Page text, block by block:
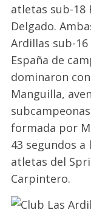
atletas sub-18
Delgado.
Ardillas sub-
España de
dominaron
Manguilla,
formada por
43 segundos a
atletas del
Carpintero.